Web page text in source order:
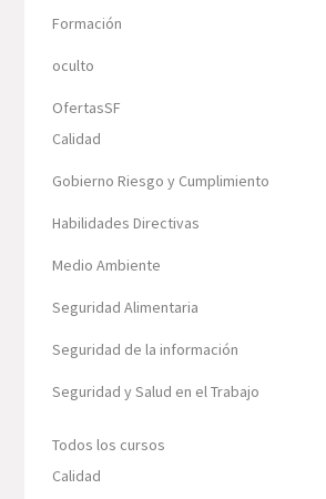
Formación
oculto
OfertasSF
Calidad
Gobierno Riesgo y Cumplimiento
Habilidades Directivas
Medio Ambiente
Seguridad Alimentaria
Seguridad de la información
Seguridad y Salud en el Trabajo
Todos los cursos
Calidad